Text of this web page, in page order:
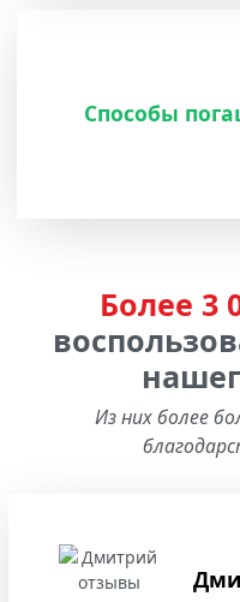
Способы
Более 3
Из них более